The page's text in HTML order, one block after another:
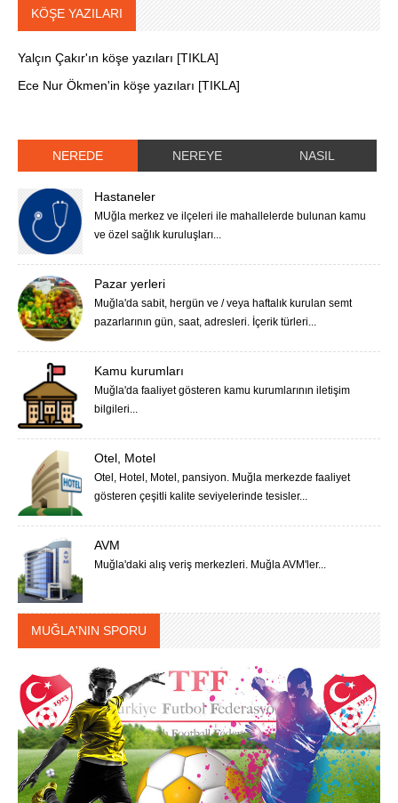
KÖŞE YAZILARI
Yalçın Çakır'ın köşe yazıları [TIKLA]
Ece Nur Ökmen'in köşe yazıları [TIKLA]
NEREDE NEREYE NASIL
Hastaneler
MUğla merkez ve ilçeleri ile mahallelerde bulunan kamu
ve özel sağlık kuruluşları...
Pazar yerleri
Muğla'da sabit, hergün ve / veya haftalık kurulan semt
pazarlarının gün, saat, adresleri. İçerik türleri...
Kamu kurumları
Muğla'da faaliyet gösteren kamu kurumlarının iletişim
bilgileri...
Otel, Motel
Otel, Hotel, Motel, pansiyon. Muğla merkezde faaliyet
gösteren çeşitli kalite seviyelerinde tesisler...
AVM
Muğla'daki alış veriş merkezleri. Muğla AVM'ler...
MUĞLA'NIN SPORU